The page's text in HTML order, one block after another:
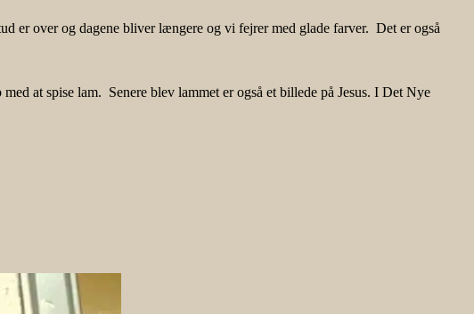
er over og dagene bliver længere og vi fejrer med glade farver. Det er også
at spise lam. Senere blev lammet er også et billede på Jesus. I Det Nye